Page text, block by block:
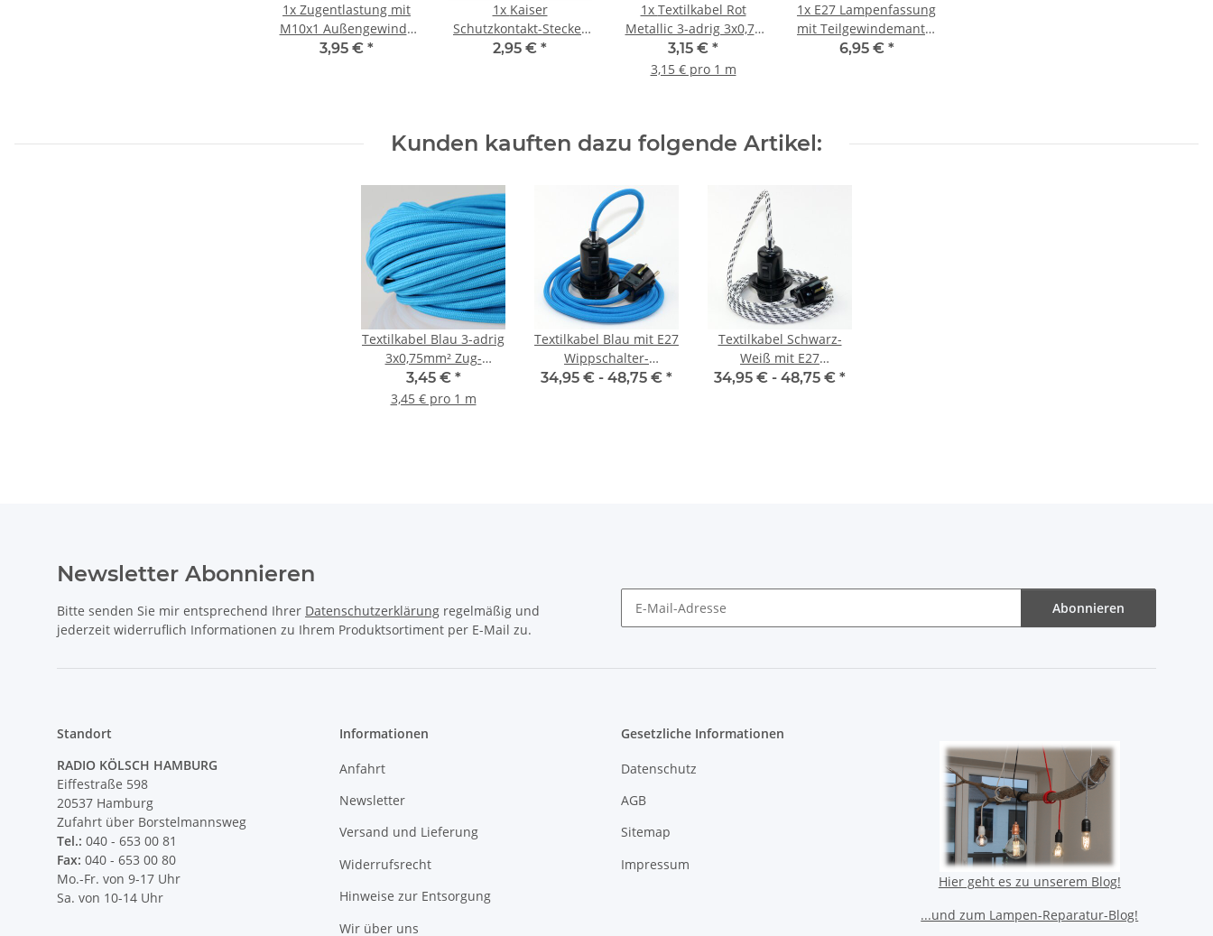
1x Zugentlastung mit
M10x1 Außengewinde
für Kabel 13x17mm
3,95 € *
1x Kaiser
Schutzkontakt-Stecker
schwarz 250V/16A
2,95 € *
1x Textilkabel Rot
Metallic 3-adrig 3x0,75
Schlauchleitung 3G
0,75 H03VV-F
3,15 € *
3,15 € pro 1 m
1x E27 Lampenfassung
mit Teilgewindemantel
Schraubring und
6,95 € *
Kunden kauften dazu folgende Artikel:
Textilkabel Blau 3-adrig
3x0,75mm² Zug-
Pendelleitung S03RT-F
3G0,75
3,45 € *
3,45 € pro 1 m
Textilkabel Blau mit E27
Wippschalter-
Lampenfassung
34,95 € - 48,75 € *
Textilkabel Schwarz-
Weiß mit E27
Wippschalter-
34,95 € - 48,75 € *
Newsletter Abonnieren
Bitte senden Sie mir entsprechend Ihrer Datenschutzerklärung regelmäßig und
jederzeit widerruflich Informationen zu Ihrem Produktsortiment per E-Mail zu.
Abonnieren
Standort
RADIO KÖLSCH HAMBURG
Eiffestraße 598
20537 Hamburg
Zufahrt über Borstelmannsweg
Tel.: 040 - 653 00 81
Fax: 040 - 653 00 80
Mo.-Fr. von 9-17 Uhr
Sa. von 10-14 Uhr
Informationen
Anfahrt
Newsletter
Versand und Lieferung
Widerrufsrecht
Hinweise zur Entsorgung
Wir über uns
Gesetzliche Informationen
Datenschutz
AGB
Sitemap
Impressum
Hier geht es zu unserem Blog!
...und zum Lampen-Reparatur-Blog!